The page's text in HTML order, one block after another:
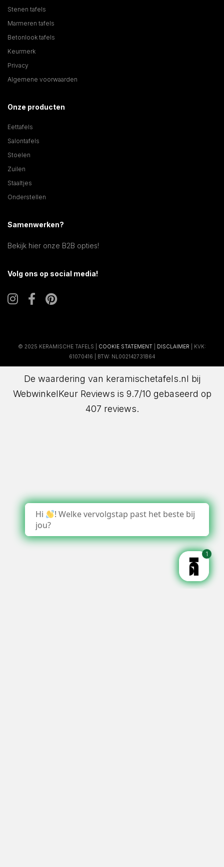
Stenen tafels
Marmeren tafels
Betonlook tafels
Keurmerk
Privacy
Algemene voorwaarden
Onze producten
Eettafels
Salontafels
Stoelen
Zuilen
Staaltjes
Onderstellen
Samenwerken?
Bekijk hier onze B2B opties!
Volg ons op social media!
© 2025 KERAMISCHE TAFELS | COOKIE STATEMENT DISCLAIMER | KVK:
61070416 | BTW: NL002142731B64
De waardering van keramischetafels.nl bij
WebwinkelKeur Reviews is 9.7/10 gebaseerd op
407 reviews.
Hi
! Welke vervolgstap past het beste bij
jou?
1